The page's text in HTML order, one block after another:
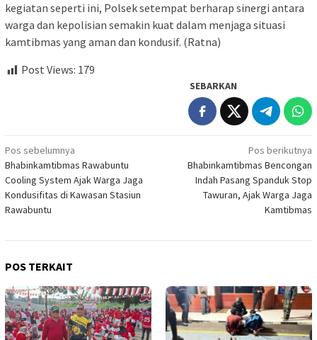
kegiatan seperti ini, Polsek setempat berharap sinergi antara
warga dan kepolisian semakin kuat dalam menjaga situasi
kamtibmas yang aman dan kondusif. (Ratna)
Post Views: 179
SEBARKAN
Navigasi
pos
Pos sebelumnya
Bhabinkamtibmas Rawabuntu
Cooling System Ajak Warga Jaga
Kondusifitas di Kawasan Stasiun
Rawabuntu
Pos berikutnya
Bhabinkamtibmas Bencongan
Indah Pasang Spanduk Stop
Tawuran, Ajak Warga Jaga
Kamtibmas
POS TERKAIT